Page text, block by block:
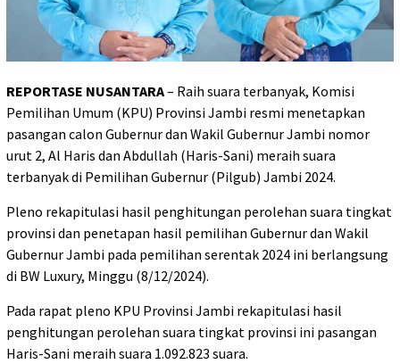
REPORTASE NUSANTARA– Raih suara terbanyak, Komisi
Pemilihan Umum (KPU) Provinsi Jambi resmi menetapkan
pasangan calon Gubernur dan Wakil Gubernur Jambi nomor
urut 2, Al Haris dan Abdullah (Haris-Sani) meraih suara
terbanyak di Pemilihan Gubernur (Pilgub) Jambi 2024.
Pleno rekapitulasi hasil penghitungan perolehan suara tingkat
provinsi dan penetapan hasil pemilihan Gubernur dan Wakil
Gubernur Jambi pada pemilihan serentak 2024 ini berlangsung
di BW Luxury, Minggu (8/12/2024).
Pada rapat pleno KPU Provinsi Jambi rekapitulasi hasil
penghitungan perolehan suara tingkat provinsi ini pasangan
Haris-Sani meraih suara 1.092.823 suara.